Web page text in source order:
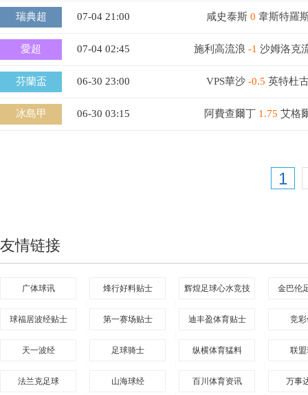
瑞典超 07-04 21:00 咸史泰斯 0 韋斯特羅
愛超 07-04 02:45 施利高流浪 -1 沙姆洛克
芬蘭盃 06-30 23:00 VPS華沙 -0.5 英特杜
冰島甲 06-30 03:15 阿費查爾丁 1.75 艾格
1
友情链接
广体球讯
烽行好料贴士
辉煌足球心水竞技
金巴伦
球福居波经贴士
第一赛场贴士
迪丰盈体育贴士
竞
天一波经
足球骑士
纵横体育猛料
联
法兰克足球
山海球经
百川体育资讯
万事